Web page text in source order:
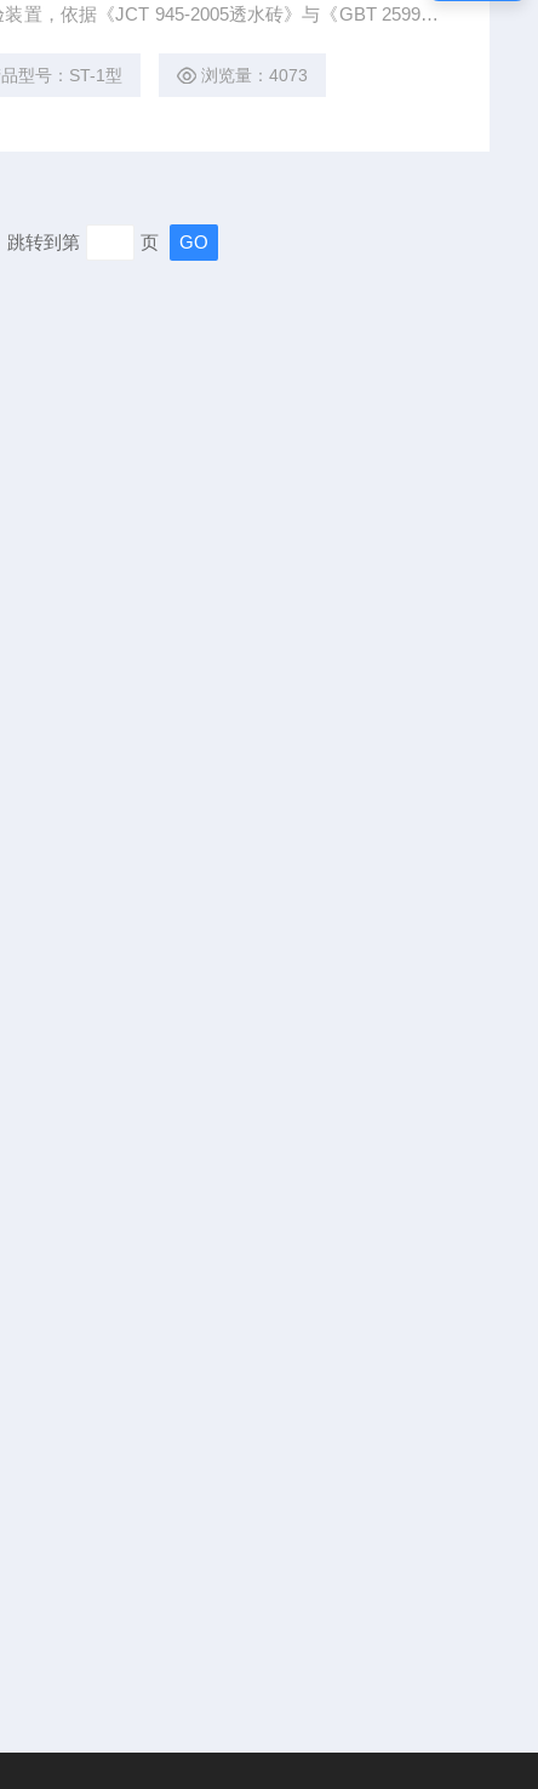
置，依据《JCT 945-2005透水砖》与《GBT 25993-2
持时间可以自行设置，自动计时，自动断电，操作灵
型号：ST-1型 浏览量：4073
转到第 页